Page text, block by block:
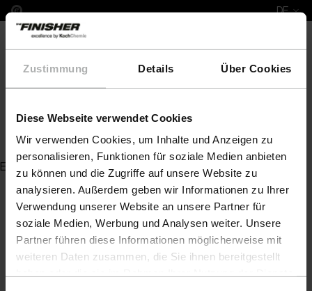
Zustimmung Details Über Cookies
Diese Webseite verwendet Cookies
Wir verwenden Cookies, um Inhalte und Anzeigen zu
personalisieren, Funktionen für soziale Medien anbieten
zu können und die Zugriffe auf unsere Website zu
analysieren. Außerdem geben wir Informationen zu Ihrer
Verwendung unserer Website an unsere Partner für
soziale Medien, Werbung und Analysen weiter. Unsere
Partner führen diese Informationen möglicherweise mit
weiteren Daten zusammen, die Sie ihnen bereitgestellt
DE
Quick & Shine.
Es wurde kein Artikel zu Ihrer Anfrage gefunden